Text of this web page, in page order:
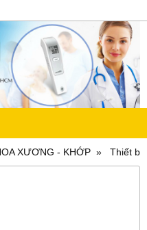
XƯƠNG - KHỚP Thiết bị